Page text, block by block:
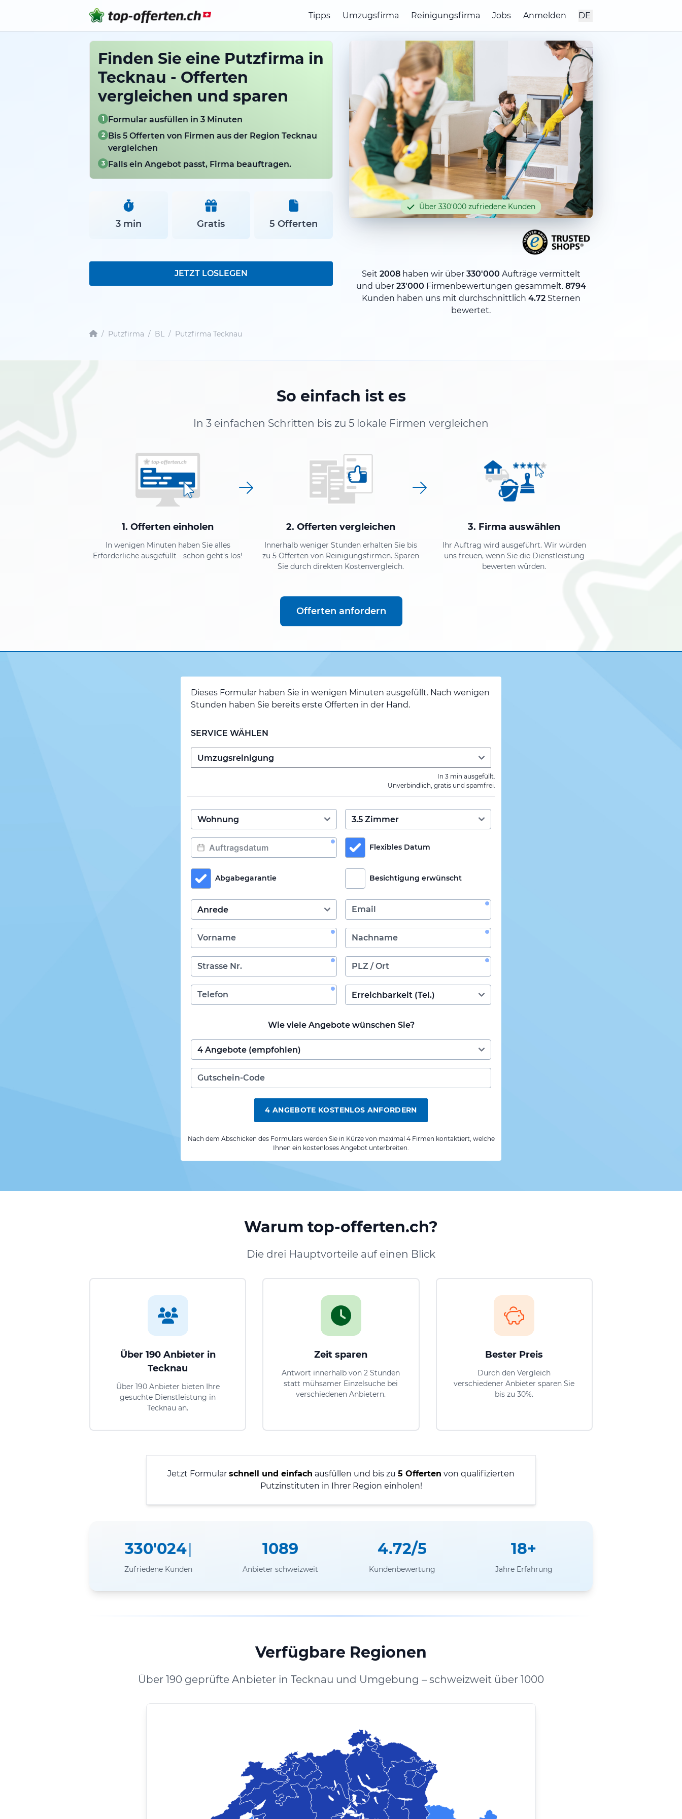
Tipps Umzugsfirma Reinigungsfirma Jobs Anmelden DE
Finden Sie eine Putzfirma in
Tecknau - Offerten
vergleichen und sparen
1 Formular ausfüllen in 3 Minuten
2 Bis 5 Offerten von Firmen aus der Region Tecknau
vergleichen
3 Falls ein Angebot passt, Firma beauftragen.
3 min Gratis 5 Offerten
JETZT LOSLEGEN
Über 330'000 zufriedene Kunden
Seit 2008haben wir über 330'000 Aufträge vermittelt
und über 23'000 Firmenbewertungen gesammelt. 8794
Kunden haben uns mit durchschnittlich 4.72Sternen
bewertet.
/ Putzfirma / BL / Putzfirma Tecknau
So einfach ist es
In 3 einfachen Schritten bis zu 5 lokale Firmen vergleichen
1. Offerten einholen
In wenigen Minuten haben Sie alles
Erforderliche ausgefüllt - schon geht's los!
2. Offerten vergleichen
Innerhalb weniger Stunden erhalten Sie bis
zu 5 Offerten von Reinigungsfirmen. Sparen
Sie durch direkten Kostenvergleich.
3. Firma auswählen
Ihr Auftrag wird ausgeführt. Wir würden
uns freuen, wenn Sie die Dienstleistung
bewerten würden.
Offerten anfordern
Dieses Formular haben Sie in wenigen Minuten ausgefüllt. Nach wenigen
Stunden haben Sie bereits erste Offerten in der Hand.
SERVICE WÄHLEN
In 3 min ausgefüllt.
Unverbindlich, gratis und spamfrei.
Flexibles Datum
Abgabegarantie Besichtigung erwünscht
Wie viele Angebote wünschen Sie?
4 ANGEBOTE KOSTENLOS ANFORDERN
Nach dem Abschicken des Formulars werden Sie in Kürze von maximal 4 Firmen kontaktiert, welche
Ihnen ein kostenloses Angebot unterbreiten.
Warum top-offerten.ch?
Die drei Hauptvorteile auf einen Blick
Über 190 Anbieter in
Tecknau
Über 190 Anbieter bieten Ihre
gesuchte Dienstleistung in
Tecknau an.
Zeit sparen
Antwort innerhalb von 2 Stunden
statt mühsamer Einzelsuche bei
verschiedenen Anbietern.
Bester Preis
Durch den Vergleich
verschiedener Anbieter sparen Sie
bis zu 30%.
Jetzt Formular schnell und einfach ausfüllen und bis zu 5 Offerten von qualifizierten
Putzinstituten in Ihrer Region einholen!
330'024
Zufriedene Kunden
1089
Anbieter schweizweit
4.72/5
Kundenbewertung
18+
Jahre Erfahrung
Verfügbare Regionen
Über 190 geprüfte Anbieter in Tecknau und Umgebung – schweizweit über 1000